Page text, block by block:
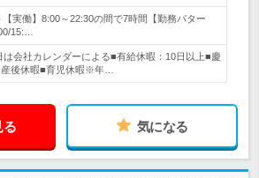
実働】8:00～22:30の間で7時間【勤務パター
15:…
会社カレンダーによる■有給休暇：10日以上■慶
後休暇■育児休暇※年…
る 気になる